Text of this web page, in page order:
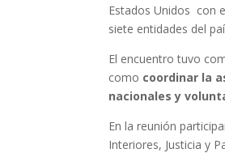
Estados Unidos con
siete entidades del
​El encuentro tuvo
como coordinar la
nacionales y
​En la reunión
Interiores, Justicia y